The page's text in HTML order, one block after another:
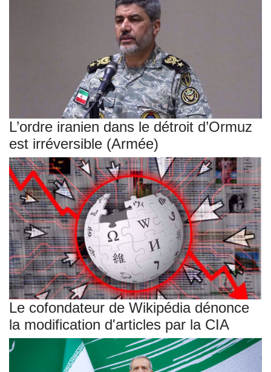
L’ordre iranien dans le détroit d’Ormuz
est irréversible (Armée)
Le cofondateur de Wikipédia dénonce
la modification d'articles par la CIA